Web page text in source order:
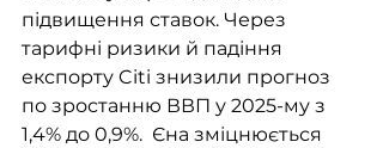
підвищення ставок. Через
тарифні ризики й падіння
експорту Citi знизили прогноз
по зростанню ВВП у 2025-му з
1,4% до 0,9%.  Єна зміцнюється